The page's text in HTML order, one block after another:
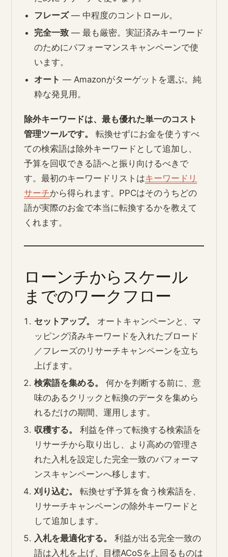
フレーズ― 中程度のコントロール。
完全一致 ― 最も厳密。実証済みキーワード
のためにパフォーマンスキャンペーンで使
います。
オート ― Amazonがターゲットを選ぶ。純
粋な発見用。
除外キーワードは、最も優れた単一のコスト
管理ツールです。
転換せずにお金を使うすべ
ての検索語は除外キーワードとして追加し、
予算を回収できる語へと振り向けるべきで
す。最初のキーワードリストはキーワードリ
サーチから得られます。PPCはそのうちどの
語が実際のお金で本当に転換するかを教えて
くれます。
ローンチからスケール
までのワークフロー
セットアップ。
オートキャンペーンと、マ
ッピング済みキーワードを入れたブロード
／フレーズのリサーチキャンペーンを立ち
上げます。
検索語を集める。
何かを判断する前に、意
味のあるクリックと転換のデータを集めら
れるだけの期間、運用します。
収穫する。
利益を伴って転換する検索語を
リサーチから取り出し、より高めの管理さ
れた入札を設定した完全一致のパフォーマ
ンスキャンペーンへ移します。
刈り込む。
転換せず予算を食う検索語を、
リサーチキャンペーンの除外キーワードと
して追加します。
入札を最適化する。
利益が出る完全一致の
語は入札を上げ、目標ACoSを上回るものは